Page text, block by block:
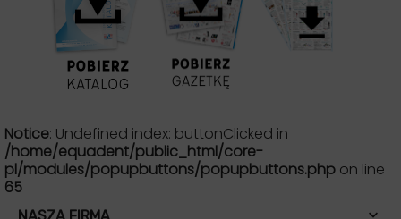
Notice: Undefined index: buttonClicked in
/home/equadent/public_html/core-
pl/modules/popupbuttons/popupbuttons.php on line
65
NASZA FIRMA 